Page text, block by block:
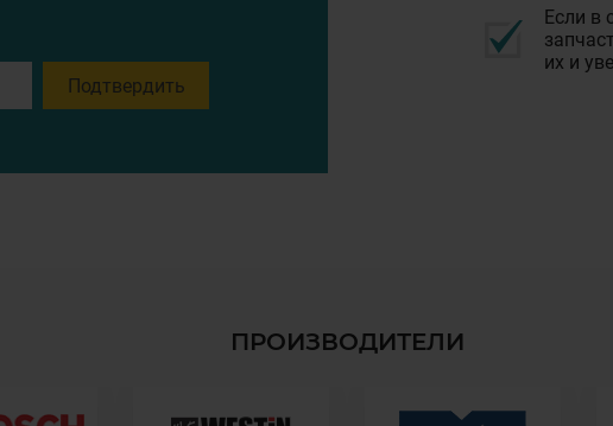
Подтвердить
Если в
их и
ПРОИЗВОДИТЕЛИ